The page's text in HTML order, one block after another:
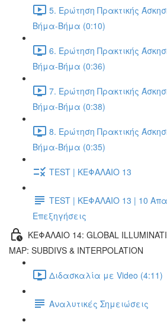
5. Ερώτηση Πρακτικής
Βήμα-Βήμα (0:10)
6. Ερώτηση Πρακτικής
Βήμα-Βήμα (0:36)
7. Ερώτηση Πρακτικής
Βήμα-Βήμα (0:38)
8. Ερώτηση Πρακτικής
Βήμα-Βήμα (0:35)
TEST | ΚΕΦΑΛΑΙΟ 13
TEST | ΚΕΦΑΛΑΙΟ 13 | 10
Επεξηγήσεις
ΚΕΦΑΛΑΙΟ 14: GLOBAL
MAP: SUBDIVS & INTERPOLATION
Διδασκαλία με Video (4:11)
Αναλυτικές Σημειώσεις